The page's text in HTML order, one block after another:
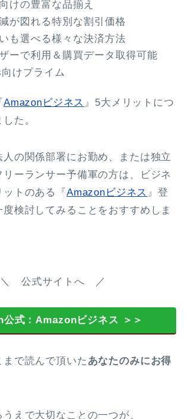
けの豊富な品揃え
が図れる特別な割引価格
も選べる様々な決済方法
ーで利用＆購買データ取得可能
けプライム
Amazonビジネス 』5大メリットにつ
た。
の関係部署にお勤め、または独立
リーランサー予備軍の方は、ビジネ
トのある『 Amazonビジネス 』登
検討してみることをおすすめしま
＼ 公式サイトへ ／
式：Amazonビジネス ＞＞
で読んで頂いた あなたのみにお得
えで大切なことの一つが、